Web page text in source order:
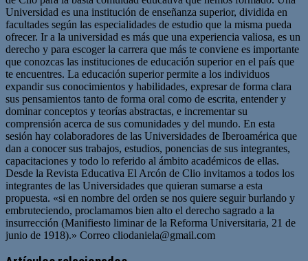
Universidad es una institución de enseñanza superior, dividida en
facultades según las especialidades de estudio que la misma pueda
ofrecer. Ir a la universidad es más que una experiencia valiosa, es un
derecho y para escoger la carrera que más te conviene es importante
que conozcas las instituciones de educación superior en el país que
te encuentres. La educación superior permite a los individuos
expandir sus conocimientos y habilidades, expresar de forma clara
sus pensamientos tanto de forma oral como de escrita, entender y
dominar conceptos y teorías abstractas, e incrementar su
comprensión acerca de sus comunidades y del mundo. En esta
sesión hay colaboradores de las Universidades de Iberoamérica que
dan a conocer sus trabajos, estudios, ponencias de sus integrantes,
capacitaciones y todo lo referido al ámbito académicos de ellas.
Desde la Revista Educativa El Arcón de Clio invitamos a todos los
integrantes de las Universidades que quieran sumarse a esta
propuesta. «si en nombre del orden se nos quiere seguir burlando y
embruteciendo, proclamamos bien alto el derecho sagrado a la
insurrección (Manifiesto liminar de la Reforma Universitaria, 21 de
junio de 1918).» Correo cliodaniela@gmail.com